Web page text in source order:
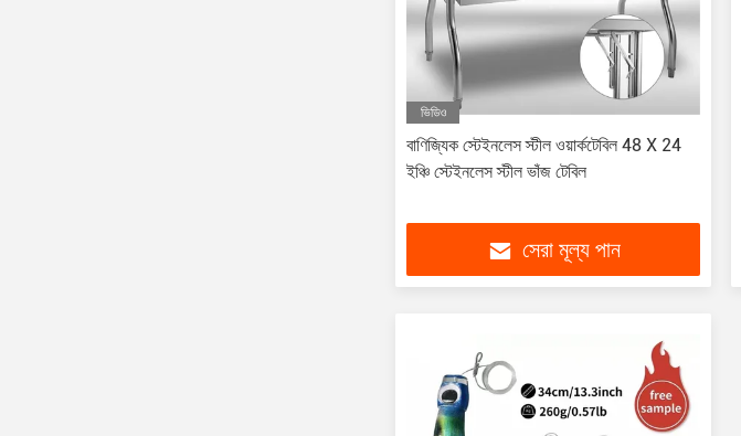
ভিডিও
বাণিজ্যিক স্টেইনলেস স্টীল ওয়ার্কটেবিল 48 X 24
ইঞ্চি স্টেইনলেস স্টীল ভাঁজ টেবিল
সেরা মূল্য পান